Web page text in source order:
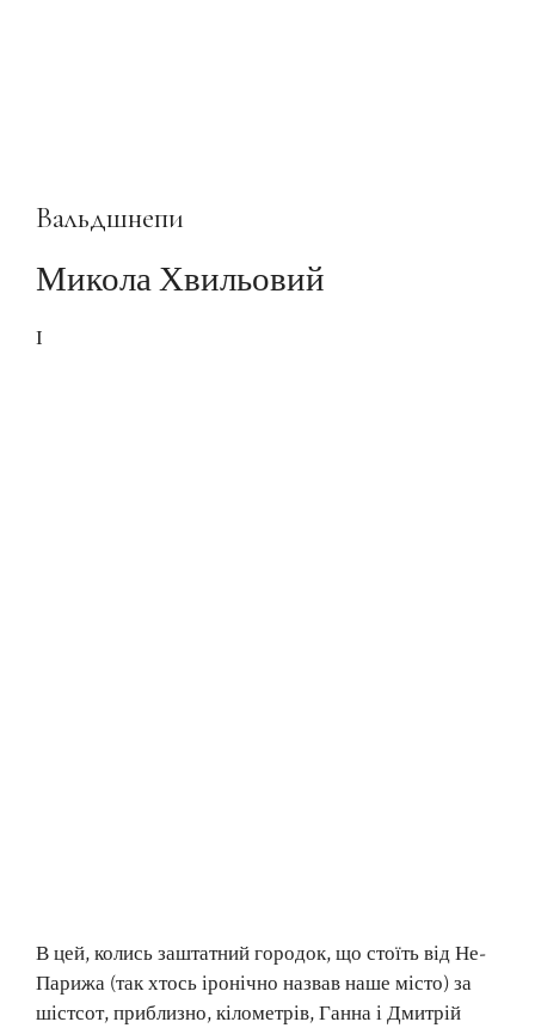
Вальдшнепи
Микола Хвильовий
І
В цей, колись заштатний городок, що стоїть від Не-
Парижа (так хтось іронічно назвав наше місто) за
шістсот, приблизно, кілометрів, Ганна і Дмитрій